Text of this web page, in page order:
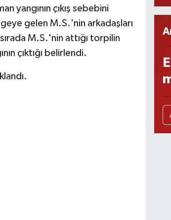
yangının çıkış sebebini
gelen M.S.'nin arkadaşları
M.S.'nin attığı torpilin
çıktığı belirlendi.